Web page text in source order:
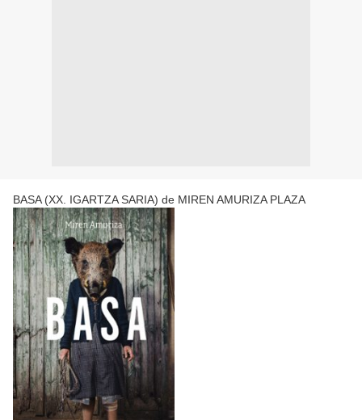
BASA (XX. IGARTZA SARIA) de MIREN AMURIZA PLAZA